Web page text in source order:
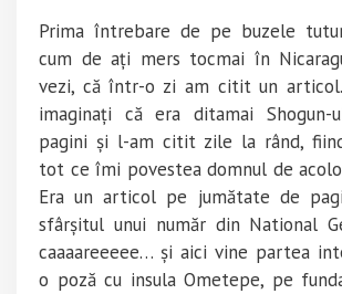
Prima întrebare de pe buzele
cum de ați mers tocmai în
vezi, că într-o zi am citit un
imaginați că era ditamai
pagini și l-am citit zile la rând,
tot ce îmi povestea domnul de
Era un articol pe jumătate de
sfârșitul unui număr din National
caaaareeeee… și aici vine partea
o poză cu insula Ometepe, pe